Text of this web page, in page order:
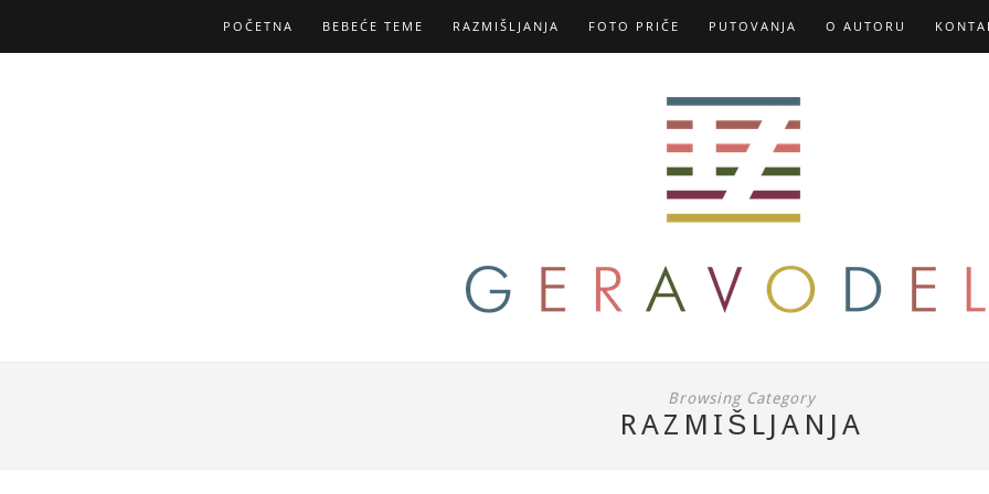
POČETNA BEBEĆE TEME RAZMIŠLJANJA FOTO PRIČE PUTOVANJA O AUTORU
Browsing Category
RAZMIŠLJANJA